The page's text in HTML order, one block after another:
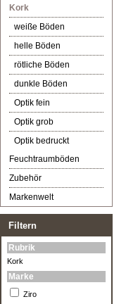
Kork
weiße Böden
helle Böden
rötliche Böden
dunkle Böden
Optik fein
Optik grob
Optik bedruckt
Feuchtraumböden
Zubehör
Markenwelt
Filtern
Rubrik
Kork
Marke
Ziro